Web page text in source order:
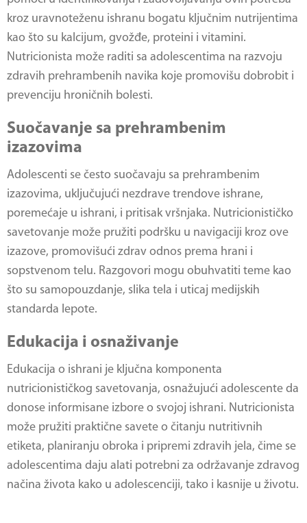
kroz uravnoteženu ishranu bogatu ključnim nutrijentima
kao što su kalcijum, gvožđe, proteini i vitamini.
Nutricionista može raditi sa adolescentima na razvoju
zdravih prehrambenih navika koje promovišu dobrobit i
prevenciju hroničnih bolesti.
Suočavanje sa prehrambenim
izazovima
Adolescenti se često suočavaju sa prehrambenim
izazovima, uključujući nezdrave trendove ishrane,
poremećaje u ishrani, i pritisak vršnjaka. Nutricionističko
savetovanje može pružiti podršku u navigaciji kroz ove
izazove, promovišući zdrav odnos prema hrani i
sopstvenom telu. Razgovori mogu obuhvatiti teme kao
što su samopouzdanje, slika tela i uticaj medijskih
standarda lepote.
Edukacija i osnaživanje
Edukacija o ishrani je ključna komponenta
nutricionističkog savetovanja, osnažujući adolescente da
donose informisane izbore o svojoj ishrani. Nutricionista
može pružiti praktične savete o čitanju nutritivnih
etiketa, planiranju obroka i pripremi zdravih jela, čime se
adolescentima daju alati potrebni za održavanje zdravog
načina života kako u adolescenciji, tako i kasnije u životu.